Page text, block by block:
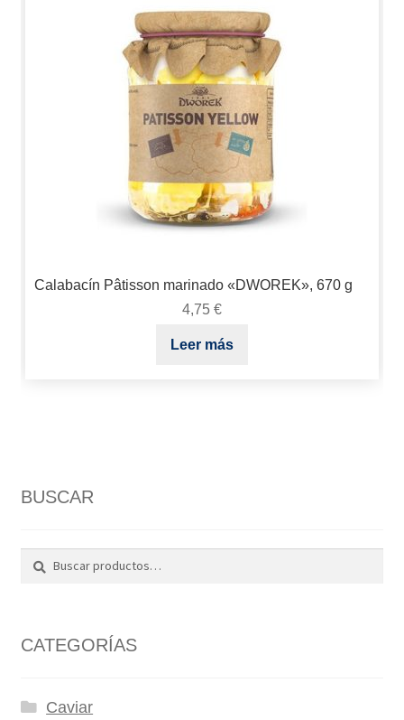
Calabacín Pâtisson marinado «DWOREK», 670 g
4,75 €
Leer más
BUSCAR
Buscar
CATEGORÍAS
Caviar